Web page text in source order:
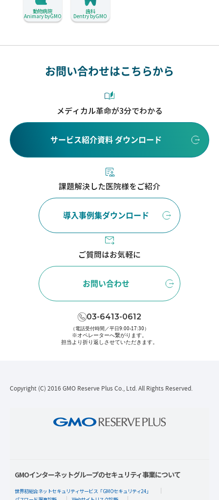
動物病院
Animary byGMO
歯科
Dentry byGMO
お問い合わせはこちらから
メディカル革命が3分でわかる
サービス紹介資料 ダウンロード
課題解決した医院様をご紹介
導入事例集ダウンロード
ご質問はお気軽に
お問い合わせ
03-6413-0612
（電話受付時間／平日9:00-17:30）
※オペレーターへ繋がります。
担当より折り返しさせていただきます。
Copyright (C) 2016 GMO Reserve Plus Co., Ltd. All Rights Reserved.
GMOインターネットグループのセキュリティ事業について
世界初総合ネットセキュリティサービス「GMOセキュリティ24」